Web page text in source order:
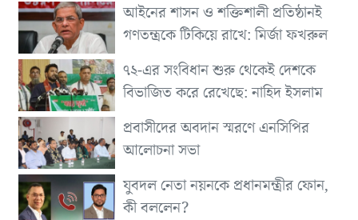
আইনের শাসন ও শক্তিশালী প্রতিষ্ঠানই
গণতন্ত্রকে টিকিয়ে রাখে: মির্জা ফখরুল
৭২-এর সংবিধান শুরু থেকেই দেশকে
বিভাজিত করে রেখেছে: নাহিদ ইসলাম
প্রবাসীদের অবদান স্মরণে এনসিপির
আলোচনা সভা
যুবদল নেতা নয়নকে প্রধানমন্ত্রীর ফোন,
কী বললেন?